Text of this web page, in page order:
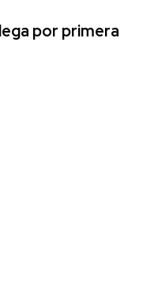
por primera